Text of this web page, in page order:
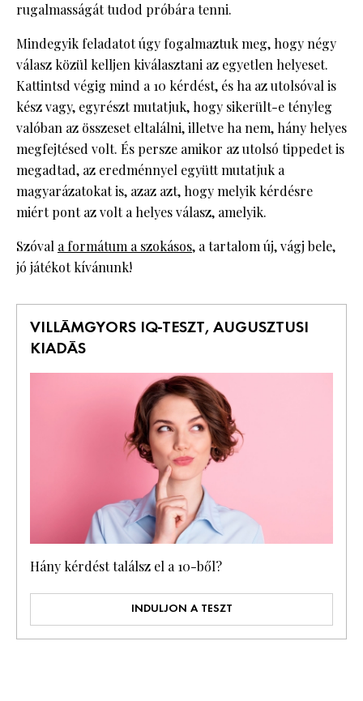
rugalmasságát tudod próbára tenni.
Mindegyik feladatot úgy fogalmaztuk meg, hogy négy
válasz közül kelljen kiválasztani az egyetlen helyeset.
Kattintsd végig mind a 10 kérdést, és ha az utolsóval is
kész vagy, egyrészt mutatjuk, hogy sikerült-e tényleg
valóban az összeset eltalálni, illetve ha nem, hány helyes
megfejtésed volt. És persze amikor az utolsó tippedet is
megadtad, az eredménnyel együtt mutatjuk a
magyarázatokat is, azaz azt, hogy melyik kérdésre
miért pont az volt a helyes válasz, amelyik.
Szóval a formátum a szokásos, a tartalom új, vágj bele,
jó játékot kívánunk!
VILLÁMGYORS IQ-TESZT, AUGUSZTUSI
KIADÁS
Hány kérdést találsz el a 10-ből?
INDULJON A TESZT